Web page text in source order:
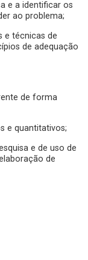
e a identificar os
ao problema;
e técnicas de
de adequação
de forma
e quantitativos;
e de uso de
de